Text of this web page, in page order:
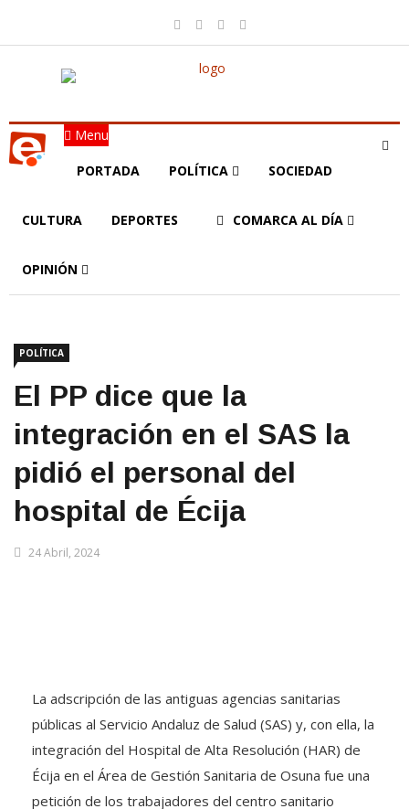
Menu
PORTADA POLÍTICA SOCIEDAD
CULTURA DEPORTES COMARCA AL DÍA
OPINIÓN
POLÍTICA
El PP dice que la
integración en el SAS la
pidió el personal del
hospital de Écija
24 Abril, 2024
La adscripción de las antiguas agencias sanitarias
públicas al Servicio Andaluz de Salud (SAS) y, con ella, la
integración del Hospital de Alta Resolución (HAR) de
Écija en el Área de Gestión Sanitaria de Osuna fue una
petición de los trabajadores del centro sanitario